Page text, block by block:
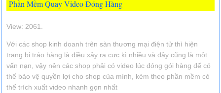
Phần Mềm Quay Video Đóng Hàng
View: 2061.
Với các shop kinh doanh trên sàn thương mại điện tử thì hiện
trạng bị tráo hàng là điều xảy ra cực kì nhiều và đây cũng là một
vấn nạn, vậy nên các shop phải có video lúc đóng gói hàng để có
thể bảo vệ quyền lợi cho shop của mình, kèm theo phần mềm có
thể trích xuất video nhanh gọn nhất